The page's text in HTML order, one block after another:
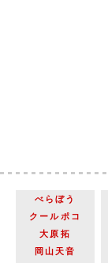
べらぼう
クールポコ
大原拓
岡山天音